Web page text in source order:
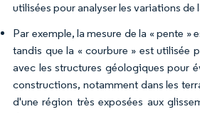
utilisées pour analyser les variations
Par exemple, la mesure de la « pente
tandis que la « courbure » est utilisée
avec les structures géologiques pour
constructions, notamment dans les
d'une région très exposées aux